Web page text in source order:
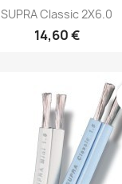
Anteprima
SUPRA Classic 2X6.0
14,60 €